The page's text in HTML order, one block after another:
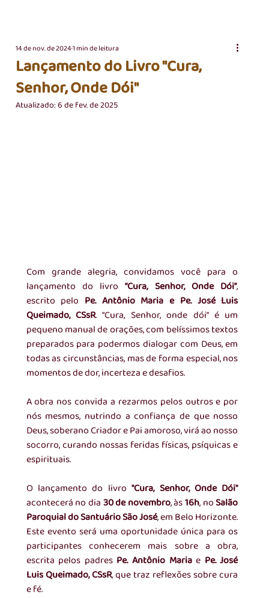
Lançamento do Livro "Cura,
Senhor, Onde Dói"
14 de nov. de 20241 min de leitura
Atualizado:6 de fev. de 2025
Com grande alegria, convidamos você para o
lançamento do livro “Cura, Senhor, Onde Dói”,
escrito pelo Pe. Antônio Maria e Pe. José Luis
Queimado, CSsR. “Cura, Senhor, onde dói” é um
pequeno manual de orações, com belíssimos textos
preparados para podermos dialogar com Deus, em
todas as circunstâncias, mas de forma especial, nos
momentos de dor, incerteza e desafios.
A obra nos convida a rezarmos pelos outros e por
nós mesmos, nutrindo a confiança de que nosso
Deus, soberano Criador e Pai amoroso, virá ao nosso
socorro, curando nossas feridas físicas, psíquicas e
espirituais.
O lançamento do livro "Cura, Senhor, Onde Dói"
acontecerá no dia 30 de novembro, às 16h, no Salão
Paroquial do Santuário São José, em Belo Horizonte.
Este evento será uma oportunidade única para os
participantes conhecerem mais sobre a obra,
escrita pelos padres Pe. Antônio Maria e Pe. José
Luis Queimado, CSsR, que traz reflexões sobre cura
e fé.